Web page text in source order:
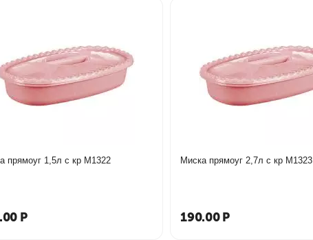
прямоуг 1,5л с кр М1322
Р
Миска прямоуг 2,7л с кр М1323
190.00 Р